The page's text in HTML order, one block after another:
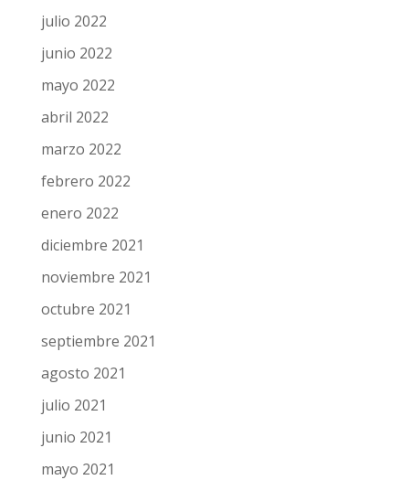
julio 2022
junio 2022
mayo 2022
abril 2022
marzo 2022
febrero 2022
enero 2022
diciembre 2021
noviembre 2021
octubre 2021
septiembre 2021
agosto 2021
julio 2021
junio 2021
mayo 2021